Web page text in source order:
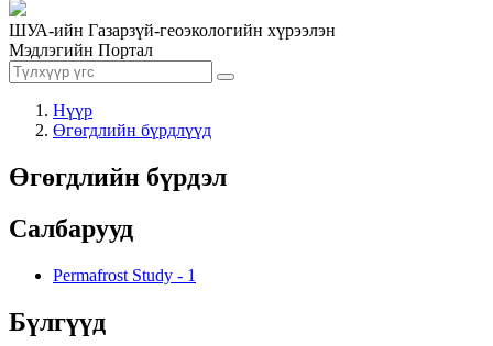
ШУА-ийн Газарзүй-геоэкологийн хүрээлэн
Мэдлэгийн Портал
Нүүр
Өгөгдлийн бүрдлүүд
Өгөгдлийн бүрдэл
Салбарууд
Permafrost Study - 1
Бүлгүүд